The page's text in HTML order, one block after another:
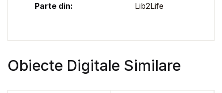
Parte din: Lib2Life
Obiecte Digitale Similare